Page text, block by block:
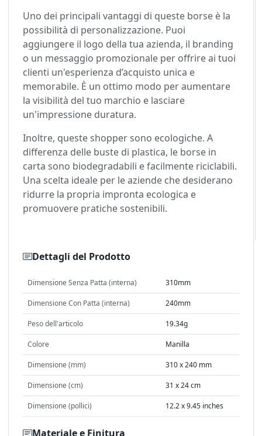
Uno dei principali vantaggi di queste borse è la
possibilità di personalizzazione. Puoi
aggiungere il logo della tua azienda, il branding
o un messaggio promozionale per offrire ai tuoi
clienti un'esperienza d’acquisto unica e
memorabile. È un ottimo modo per aumentare
la visibilità del tuo marchio e lasciare
un'impressione duratura.
Inoltre, queste shopper sono ecologiche. A
differenza delle buste di plastica, le borse in
carta sono biodegradabili e facilmente riciclabili.
Una scelta ideale per le aziende che desiderano
ridurre la propria impronta ecologica e
promuovere pratiche sostenibili.
Dettagli del Prodotto
Dimensione Senza Patta (interna) 310mm
Dimensione Con Patta (interna) 240mm
Peso dell'articolo 19.34g
Colore Manilla
Dimensione (mm) 310 x 240 mm
Dimensione (cm) 31 x 24 cm
Dimensione (pollici) 12.2 x 9.45 inches
Materiale e Finitura